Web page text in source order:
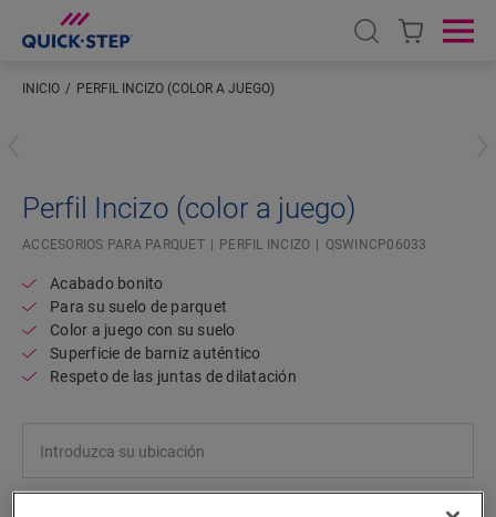
Open search
INICIO PERFIL INCIZO (COLOR A JUEGO)
Perfil Incizo (color a juego)
ACCESORIOS PARA PARQUET PERFIL INCIZO QSWINCP06033
Acabado bonito
Para su suelo de parquet
Color a juego con su suelo
Superficie de barniz auténtico
Respeto de las juntas de dilatación